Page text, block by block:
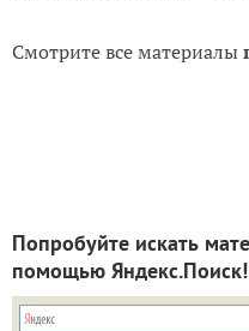
Смотрите все материалы
Попробуйте искать
помощью Яндекс.Поиск!